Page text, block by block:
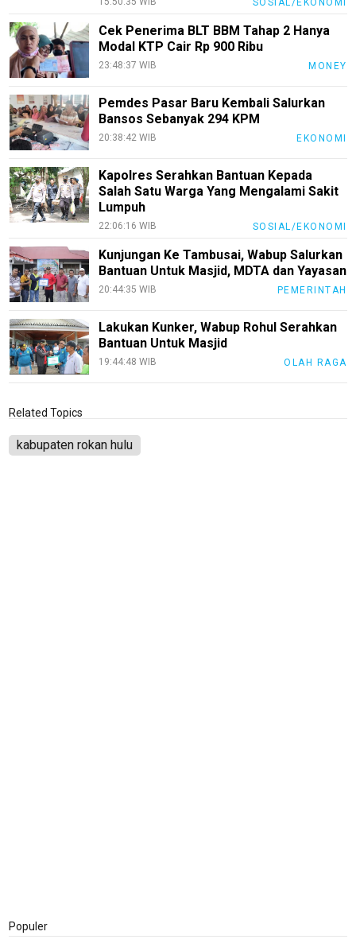
SOSIAL/EKONOMI
Cek Penerima BLT BBM Tahap 2 Hanya
Modal KTP Cair Rp 900 Ribu
23:48:37 WIB MONEY
Pemdes Pasar Baru Kembali Salurkan
Bansos Sebanyak 294 KPM
20:38:42 WIB EKONOMI
Kapolres Serahkan Bantuan Kepada
Salah Satu Warga Yang Mengalami Sakit
Lumpuh
22:06:16 WIB SOSIAL/EKONOMI
Kunjungan Ke Tambusai, Wabup Salurkan
Bantuan Untuk Masjid, MDTA dan Yayasan
20:44:35 WIB PEMERINTAH
Lakukan Kunker, Wabup Rohul Serahkan
Bantuan Untuk Masjid
19:44:48 WIB OLAH RAGA
Related Topics
kabupaten rokan hulu
Populer